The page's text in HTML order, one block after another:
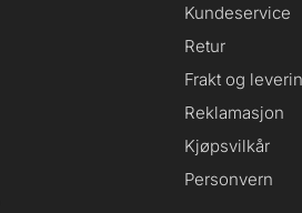
Kundeservice
Retur
Frakt og
Reklamasjon
Kjøpsvilkår
Personvern